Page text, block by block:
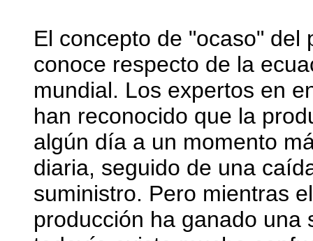
El concepto de "ocaso" del
conoce respecto de la
mundial. Los expertos en
han reconocido que la
algún día a un momento
diaria, seguido de una
suministro. Pero mientras
producción ha ganado una